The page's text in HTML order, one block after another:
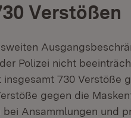
Verstößen
Polizei nicht
insgesamt 730 Verstöße
gegen die
Ansammlungen und